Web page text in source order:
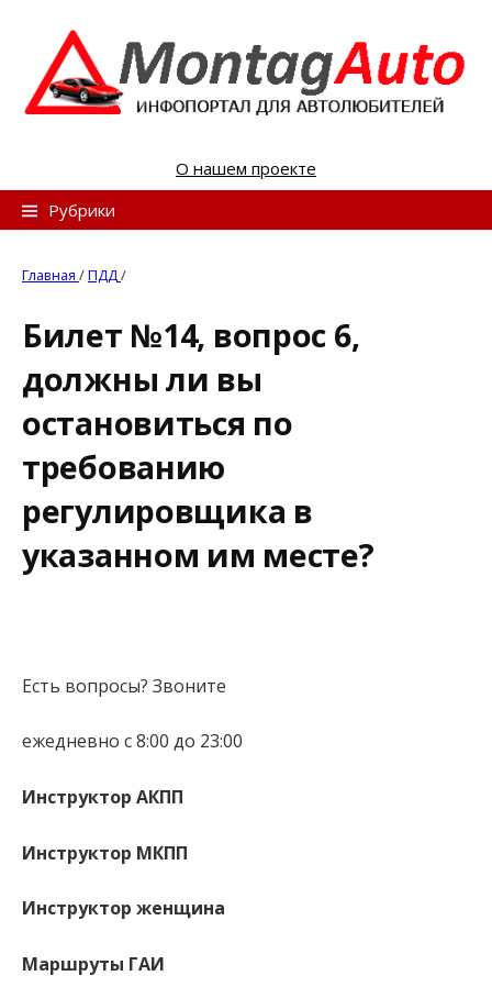
n
О нашем проекте
Рубрики
Главная /ПДД/
Билет №14, вопрос 6,
должны ли вы
остановиться по
требованию
регулировщика в
указанном им месте?
Есть вопросы? Звоните
ежедневно с 8:00 до 23:00
Инструктор АКПП
Инструктор МКПП
Инструктор женщина
Маршруты ГАИ